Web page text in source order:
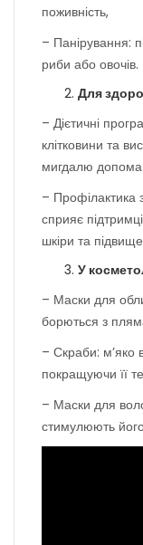
поживність,
– Панірування:
риби або овочів.
Для
– Дієтичні
клітковини та
мигдалю
– Профілактика
сприяє
шкіри та
У
– Маски для
борються з
– Скраби: м’яко
покращуючи її
– Маски для
стимулюють його